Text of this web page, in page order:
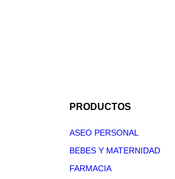
PRODUCTOS
ASEO PERSONAL
BEBES Y MATERNIDAD
FARMACIA